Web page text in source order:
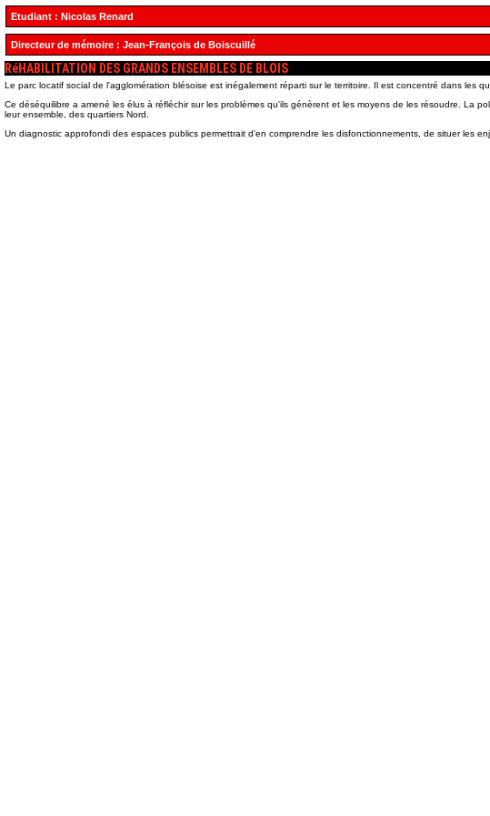
Etudiant : Nicolas Renard
Directeur de mémoire : Jean-François de Boiscuillé
RéHABILITATION DES GRANDS ENSEMBLES DE BLOIS
Le parc locatif social de l'agglomération blésoise est inégalement réparti sur le territoire. Il est concentré dans les
Ce déséquilibre a amené les élus à réfléchir sur les problèmes qu'ils génèrent et les moyens de les résoudre. La
leur ensemble, des quartiers Nord.
Un diagnostic approfondi des espaces publics permettrait d'en comprendre les disfonctionnements, de situer les